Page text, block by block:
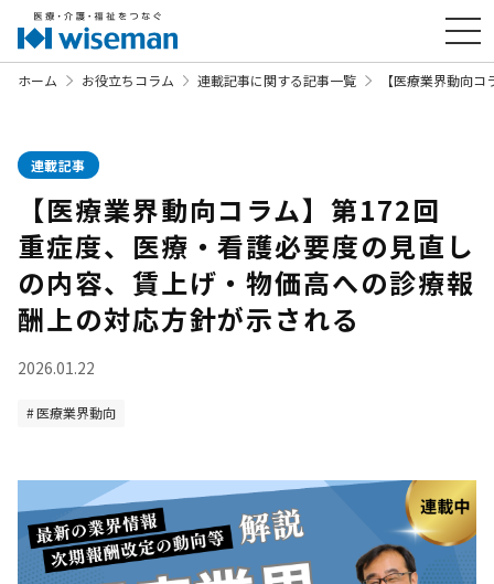
ホーム お役立ちコラム 連載記事に関する記事一覧 【医療業界動向
連載記事
【医療業界動向コラム】第172回
重症度、医療・看護必要度の見直し
の内容、賃上げ・物価高への診療報
酬上の対応方針が示される
2026.01.22
医療業界動向